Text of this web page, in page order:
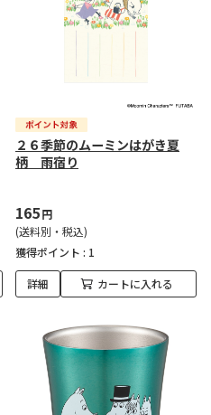
２６季節のムーミンはがき夏
柄 雨宿り
165円
(送料別・税込)
獲得ポイント : 1
詳細 カートに入れる